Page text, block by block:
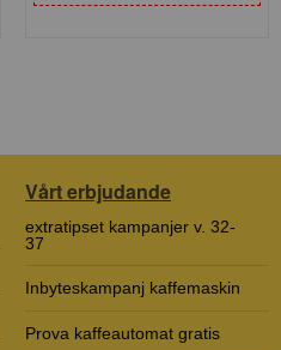
Vårt erbjudande
extratipset kampanjer v. 32-
37
Inbyteskampanj kaffemaskin
Prova kaffeautomat gratis